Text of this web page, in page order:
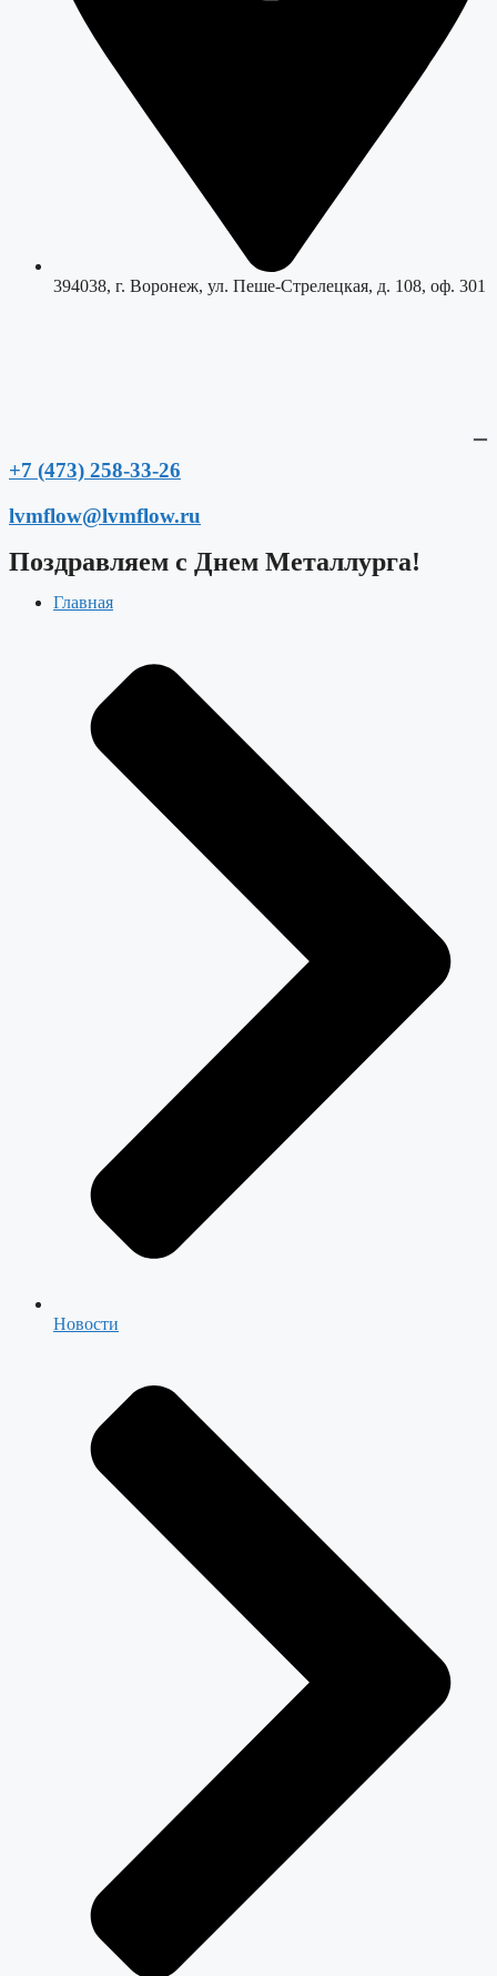
394038, г. Воронеж, ул. Пеше-Стрелецкая, д. 108, оф. 301
+7 (473) 258-33-26
lvmflow@lvmflow.ru
Поздравляем с Днем Металлурга!
Главная
Новости